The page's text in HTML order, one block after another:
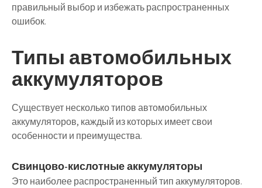
правильный выбор и избежать распространенных
ошибок.
Типы автомобильных
аккумуляторов
Существует несколько типов автомобильных
аккумуляторов, каждый из которых имеет свои
особенности и преимущества.
Свинцово-кислотные аккумуляторы
Это наиболее распространенный тип аккумуляторов.